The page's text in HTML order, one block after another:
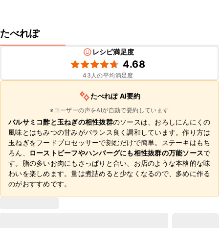
たべれぽ
レシピ満足度
4.68
43 人の平均満足度
たべれぽ AI要約
※ユーザーの声をAIが自動で要約しています
バルサミコ酢と玉ねぎの相性抜群のソースは、おろしにんにくの
風味とはちみつの甘みがバランス良く調和しています。作り方は
玉ねぎをフードプロセッサーで刻むだけで簡単。ステーキはもち
ろん、
ローストビーフやハンバーグにも相性抜群の万能ソースで
す。脂の多いお肉にもさっぱりと合い、お店のような本格的な味
わいを楽しめます。量は煮詰めると少なくなるので、多めに作る
のがおすすめです。